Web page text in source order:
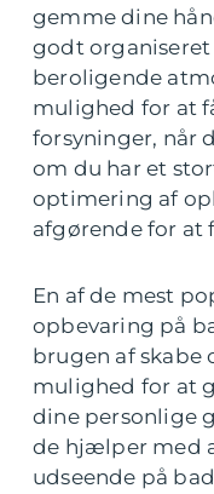
gemme dine
godt
beroligende
mulighed for at
forsyninger, når
om du har et
optimering af
afgørende for at
En af de mest
opbevaring på
brugen af skabe
mulighed for at
dine personlige
de hjælper med
udseende på